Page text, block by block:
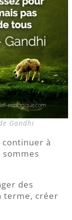
Gandhi
continuer à
des
terme, créer